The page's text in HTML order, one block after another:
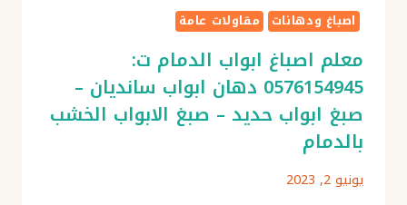
اصباغ ودهانات مقاولات عامة
معلم اصباغ ابواب الدمام ت:
0576154945 دهان ابواب سانديان –
صبغ ابواب حديد – صبغ الابواب الخشب
بالدمام
يونيو 2, 2023